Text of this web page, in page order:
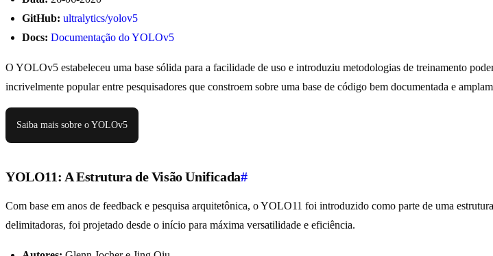
GitHub: ultralytics/yolov5
Docs: Documentação do YOLOv5
O YOLOv5 estabeleceu uma base sólida para a facilidade de uso e introduziu metodologias de treinamento
incrivelmente popular entre pesquisadores que constroem sobre uma base de código bem documentada e
Saiba mais sobre o YOLOv5
YOLO11: A Estrutura de Visão Unificada#
Com base em anos de feedback e pesquisa arquitetônica, o YOLO11 foi introduzido como parte de uma
delimitadoras, foi projetado desde o início para máxima versatilidade e eficiência.